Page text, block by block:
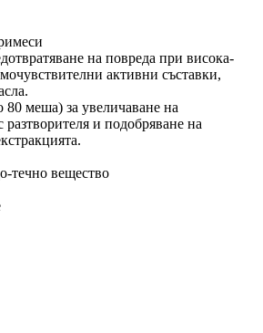
на повреда при висока-
активни съставки,
80 меша) за увеличаване на
разтворителя и подобряване на
течно вещество